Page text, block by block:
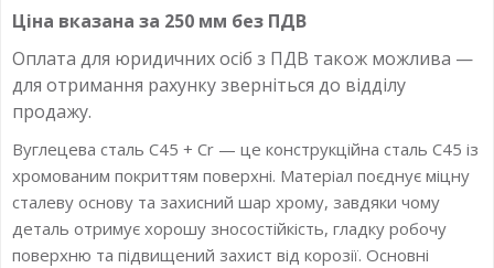
Ціна вказана за 250 мм без ПДВ
Оплата для юридичних осіб з ПДВ також можлива —
для отримання рахунку зверніться до відділу
продажу.
Вуглецева сталь C45 + Cr — це конструкційна сталь C45 із
хромованим покриттям поверхні. Матеріал поєднує міцну
сталеву основу та захисний шар хрому, завдяки чому
деталь отримує хорошу зносостійкість, гладку робочу
поверхню та підвищений захист від корозії. Основні